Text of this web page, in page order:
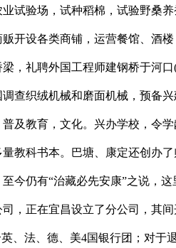
试验场，试种稻棉，试验野桑
开设各类商铺，运营餐馆、酒
，礼聘外国工程师建钢桥于河
查织绒机械和磨面机械，预备
及教育，文化。兴办学校，
教科书本。巴塘、康定还创办
今仍有“治藏必先安康”之说，
，正在宜昌设立了分公司，其
、法、德、美4国银行团；对